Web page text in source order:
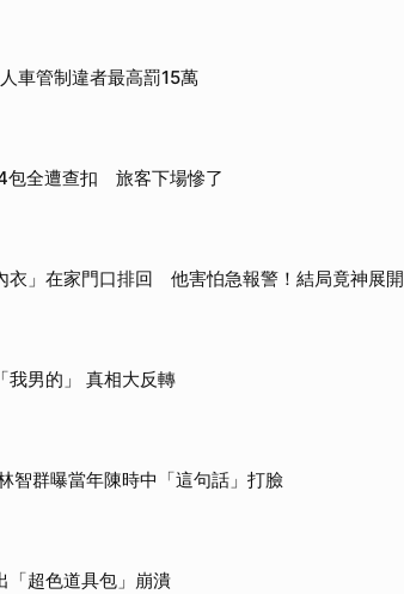
車管制違者最高罰15萬
包全遭查扣 旅客下場慘了
衣」在家門口排回 他害怕急報警！結局竟神展開
我男的」 真相大反轉
智群曝當年陳時中「這句話」打臉
「超色道具包」崩潰